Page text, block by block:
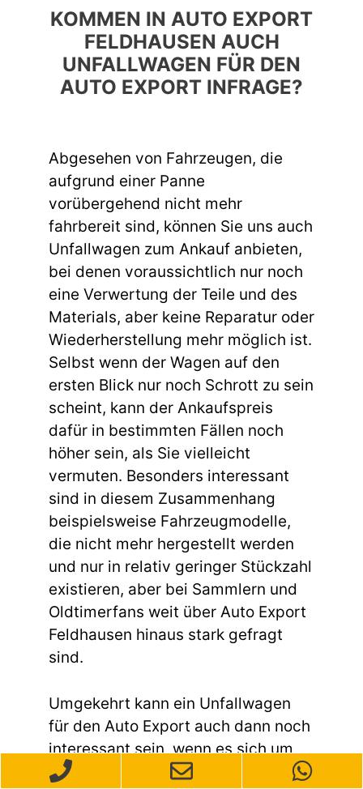
KOMMEN IN AUTO EXPORT
FELDHAUSEN AUCH
UNFALLWAGEN FÜR DEN
AUTO EXPORT INFRAGE?
Abgesehen von Fahrzeugen, die
aufgrund einer Panne
vorübergehend nicht mehr
fahrbereit sind, können Sie uns auch
Unfallwagen zum Ankauf anbieten,
bei denen voraussichtlich nur noch
eine Verwertung der Teile und des
Materials, aber keine Reparatur oder
Wiederherstellung mehr möglich ist.
Selbst wenn der Wagen auf den
ersten Blick nur noch Schrott zu sein
scheint, kann der Ankaufspreis
dafür in bestimmten Fällen noch
höher sein, als Sie vielleicht
vermuten. Besonders interessant
sind in diesem Zusammenhang
beispielsweise Fahrzeugmodelle,
die nicht mehr hergestellt werden
und nur in relativ geringer Stückzahl
existieren, aber bei Sammlern und
Oldtimerfans weit über Auto Export
Feldhausen hinaus stark gefragt
sind.
Umgekehrt kann ein Unfallwagen
für den Auto Export auch dann noch
interessant sein, wenn es sich um
ein sehr weit verbreitetes Modell